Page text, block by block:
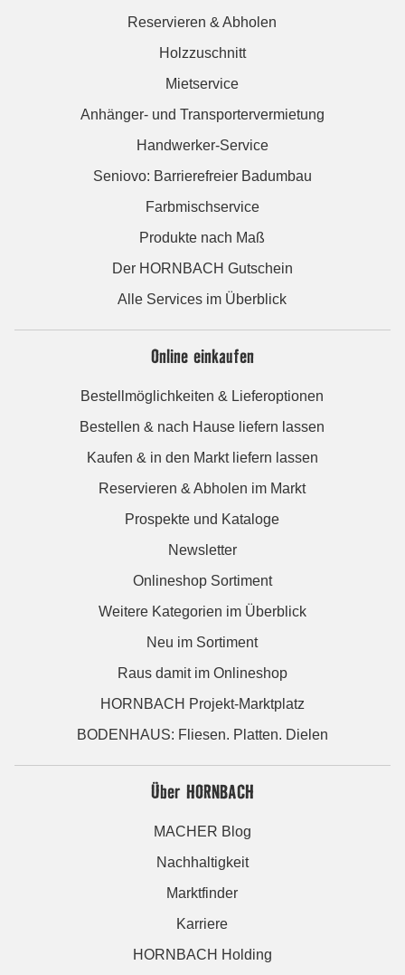
Reservieren & Abholen
Holzzuschnitt
Mietservice
Anhänger- und Transportervermietung
Handwerker-Service
Seniovo: Barrierefreier Badumbau
Farbmischservice
Produkte nach Maß
Der HORNBACH Gutschein
Alle Services im Überblick
Online einkaufen
Bestellmöglichkeiten & Lieferoptionen
Bestellen & nach Hause liefern lassen
Kaufen & in den Markt liefern lassen
Reservieren & Abholen im Markt
Prospekte und Kataloge
Newsletter
Onlineshop Sortiment
Weitere Kategorien im Überblick
Neu im Sortiment
Raus damit im Onlineshop
HORNBACH Projekt-Marktplatz
BODENHAUS: Fliesen. Platten. Dielen
Über HORNBACH
MACHER Blog
Nachhaltigkeit
Marktfinder
Karriere
HORNBACH Holding